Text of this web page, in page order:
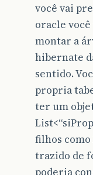
você vai
oracle
montar a
hibernate
sentido.
propria
ter um
filhos como
trazido de
poderia